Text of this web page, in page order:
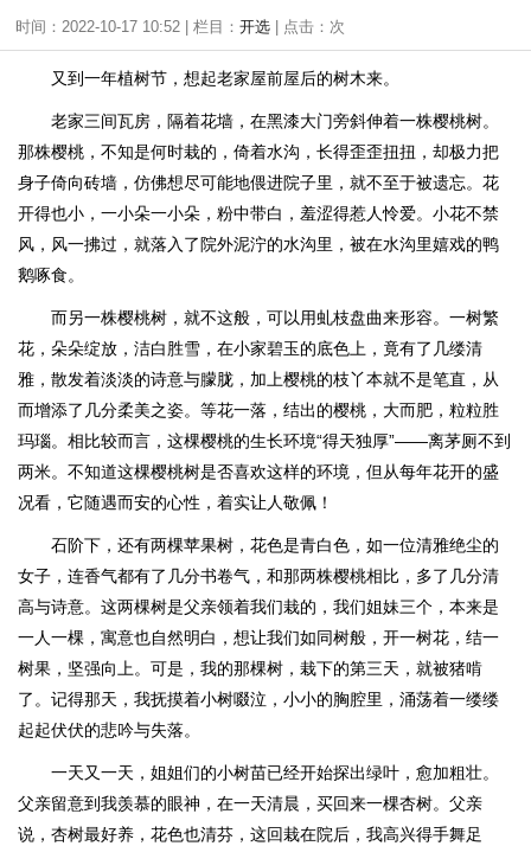
时间：2022-10-17 10:52 | 栏目： 开选 | 点击： 次
又到一年植树节，想起老家屋前屋后的树木来。
老家三间瓦房，隔着花墙，在黑漆大门旁斜伸着一株樱桃树。
那株樱桃，不知是何时栽的，倚着水沟，长得歪歪扭扭，却极力把
身子倚向砖墙，仿佛想尽可能地偎进院子里，就不至于被遗忘。花
开得也小，一小朵一小朵，粉中带白，羞涩得惹人怜爱。小花不禁
风，风一拂过，就落入了院外泥泞的水沟里，被在水沟里嬉戏的鸭
鹅啄食。
而另一株樱桃树，就不这般，可以用虬枝盘曲来形容。一树繁
花，朵朵绽放，洁白胜雪，在小家碧玉的底色上，竟有了几缕清
雅，散发着淡淡的诗意与朦胧，加上樱桃的枝丫本就不是笔直，从
而增添了几分柔美之姿。等花一落，结出的樱桃，大而肥，粒粒胜
玛瑙。相比较而言，这棵樱桃的生长环境“得天独厚”——离茅厕不到
两米。不知道这棵樱桃树是否喜欢这样的环境，但从每年花开的盛
况看，它随遇而安的心性，着实让人敬佩！
石阶下，还有两棵苹果树，花色是青白色，如一位清雅绝尘的
女子，连香气都有了几分书卷气，和那两株樱桃相比，多了几分清
高与诗意。这两棵树是父亲领着我们栽的，我们姐妹三个，本来是
一人一棵，寓意也自然明白，想让我们如同树般，开一树花，结一
树果，坚强向上。可是，我的那棵树，栽下的第三天，就被猪啃
了。记得那天，我抚摸着小树啜泣，小小的胸腔里，涌荡着一缕缕
起起伏伏的悲吟与失落。
一天又一天，姐姐们的小树苗已经开始探出绿叶，愈加粗壮。
父亲留意到我羡慕的眼神，在一天清晨，买回来一棵杏树。父亲
说，杏树最好养，花色也清芬，这回栽在院后，我高兴得手舞足